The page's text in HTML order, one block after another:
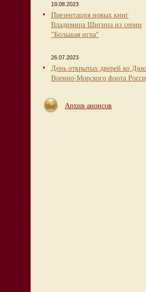
19.08.2023
Презентация новых книг
Владимира Шигина из серии
"Большая игра"
26.07.2023
День открытых дверей ко Дню
Военно-Морского флота
Архив анонсов